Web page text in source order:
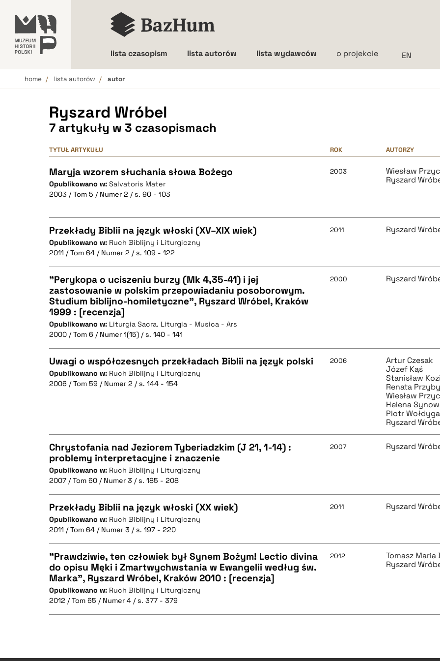
lista czasopism lista autorów lista wydawców o projekcie
home lista autorów autor
Ryszard Wróbel
7 artykuły w 3 czasopismach
TYTUŁ ARTYKUŁU ROK AUTORZY
Maryja wzorem słuchania słowa Bożego
Opublikowano w: Salvatoris Mater
2003 / Tom 5 / Numer 2 / s. 90 - 103
2003
Wiesław
Ryszard
CZYSTY TEKST
BIBTEX
Przekłady Biblii na język włoski (XV–XIX wiek)
Opublikowano w: Ruch Biblijny i Liturgiczny
2011 / Tom 64 / Numer 2 / s. 109 - 122
2011 Ryszard
CZYSTY TEKST
BIBTEX
"Perykopa o uciszeniu burzy (Mk 4,35-41) i jej
zastosowanie w polskim przepowiadaniu posoborowym.
Studium biblijno-homiletyczne", Ryszard Wróbel, Kraków
1999 : [recenzja]
Opublikowano w: Liturgia Sacra. Liturgia - Musica - Ars
2000 / Tom 6 / Numer 1(15) / s. 140 - 141
2000 Ryszard
CZYSTY TEKST
Uwagi o współczesnych przekładach Biblii na język polski
Opublikowano w: Ruch Biblijny i Liturgiczny
2006 / Tom 59 / Numer 2 / s. 144 - 154
2006
Artur Czesak
Józef Kąś
Stanisław
Renata
Wiesław
Helena
Piotr Wołdyga
Ryszard
CZYSTY TEKST
BIBTEX
Chrystofania nad Jeziorem Tyberiadzkim (J 21, 1-14) :
problemy interpretacyjne i znaczenie
Opublikowano w: Ruch Biblijny i Liturgiczny
2007 / Tom 60 / Numer 3 / s. 185 - 208
2007 Ryszard
CZYSTY TEKST
BIBTEX
Przekłady Biblii na język włoski (XX wiek)
Opublikowano w: Ruch Biblijny i Liturgiczny
2011 / Tom 64 / Numer 3 / s. 197 - 220
2011 Ryszard
CZYSTY TEKST
"Prawdziwie, ten człowiek był Synem Bożym! Lectio divina
do opisu Męki i Zmartwychwstania w Ewangelii według św.
Marka", Ryszard Wróbel, Kraków 2010 : [recenzja]
Opublikowano w: Ruch Biblijny i Liturgiczny
2012 / Tom 65 / Numer 4 / s. 377 - 379
2012
Tomasz Maria
Ryszard